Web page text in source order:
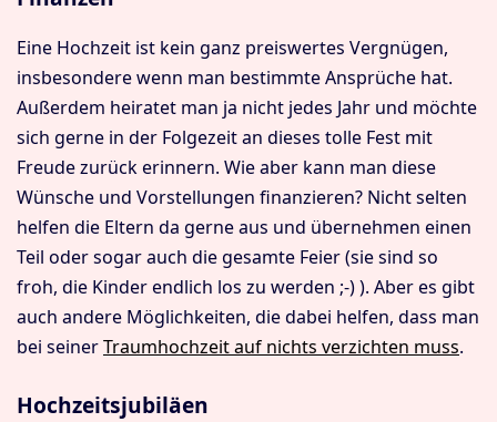
Eine Hochzeit ist kein ganz preiswertes Vergnügen,
insbesondere wenn man bestimmte Ansprüche hat.
Außerdem heiratet man ja nicht jedes Jahr und möchte
sich gerne in der Folgezeit an dieses tolle Fest mit
Freude zurück erinnern. Wie aber kann man diese
Wünsche und Vorstellungen finanzieren? Nicht selten
helfen die Eltern da gerne aus und übernehmen einen
Teil oder sogar auch die gesamte Feier (sie sind so
froh, die Kinder endlich los zu werden ;-) ). Aber es gibt
auch andere Möglichkeiten, die dabei helfen, dass man
bei seinerTraumhochzeit auf nichts verzichten muss.
Hochzeitsjubiläen